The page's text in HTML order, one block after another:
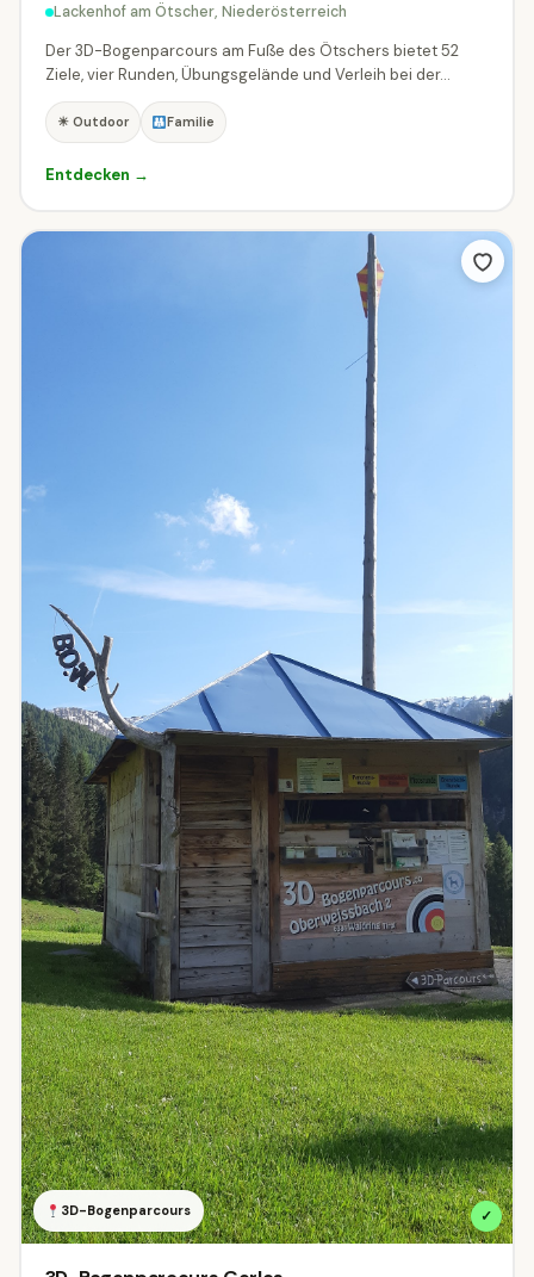
Lackenhof am Ötscher, Niederösterreich
Der 3D-Bogenparcours am Fuße des Ötschers bietet 52
Ziele, vier Runden, Übungsgelände und Verleih bei der...
☀ Outdoor Familie
Entdecken →
3D-Bogenparcours ✓